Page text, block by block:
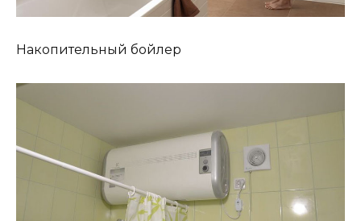
Накопительный бойлер